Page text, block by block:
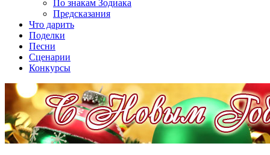
По знакам Зодиака
Предсказания
Что дарить
Поделки
Песни
Сценарии
Конкурсы